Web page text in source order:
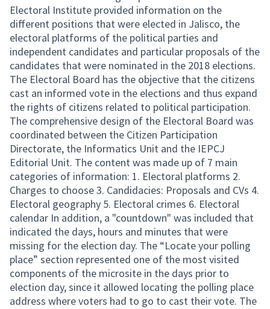
Electoral Institute provided information on the
different positions that were elected in Jalisco, the
electoral platforms of the political parties and
independent candidates and particular proposals of the
candidates that were nominated in the 2018 elections.
The Electoral Board has the objective that the citizens
cast an informed vote in the elections and thus expand
the rights of citizens related to political participation.
The comprehensive design of the Electoral Board was
coordinated between the Citizen Participation
Directorate, the Informatics Unit and the IEPCJ
Editorial Unit. The content was made up of 7 main
categories of information: 1. Electoral platforms 2.
Charges to choose 3. Candidacies: Proposals and CVs 4.
Electoral geography 5. Electoral crimes 6. Electoral
calendar In addition, a "countdown" was included that
indicated the days, hours and minutes that were
missing for the election day. The “Locate your polling
place” section represented one of the most visited
components of the microsite in the days prior to
election day, since it allowed locating the polling place
address where voters had to go to cast their vote. The